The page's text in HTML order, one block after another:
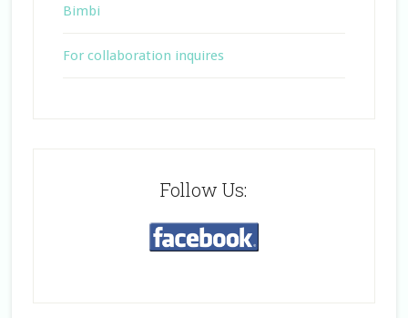
Bimbi
For collaboration inquires
Follow Us: